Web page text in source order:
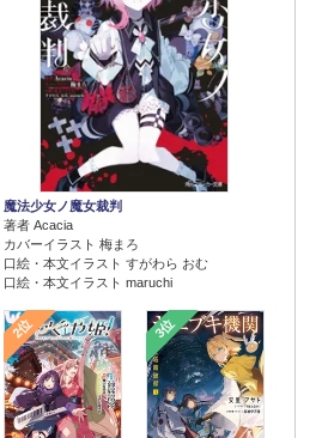
魔法少女ノ魔女裁判
著者 Acacia
カバーイラスト 梅まろ
口絵・本文イラスト すがわら おむ
口絵・本文イラスト maruchi
2位 3位